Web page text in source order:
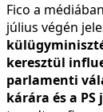
Fico a
július végén
keresztül
parlamenti
kárára és a PS